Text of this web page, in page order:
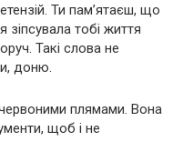
Ти пам’ятаєш, що
тобі життя
Такі слова не
доню.
плямами. Вона
щоб і не